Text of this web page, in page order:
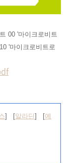
00 '마이크로비트
'마이크로비트로
] [알라딘] [예